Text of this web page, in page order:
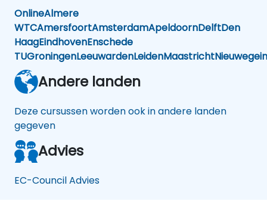
OnlineAlmere
WTCAmersfoortAmsterdamApeldoornDelftDen
HaagEindhovenEnschede
TUGroningenLeeuwardenLeidenMaastrichtNieuwegein
Andere landen
Deze cursussen worden ook in andere landen
gegeven
Advies
EC-Council Advies